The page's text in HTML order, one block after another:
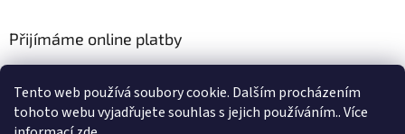
Tento web používá soubory cookie. Dalším procházením
tohoto webu vyjadřujete souhlas s jejich používáním.. Více
Přijímáme online platby